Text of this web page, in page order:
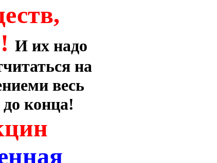
И их надо
на
весь
конца!